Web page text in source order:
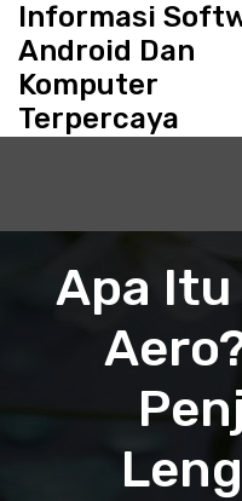
Informasi
Android Dan
Komputer
Terpercaya
Apa Itu